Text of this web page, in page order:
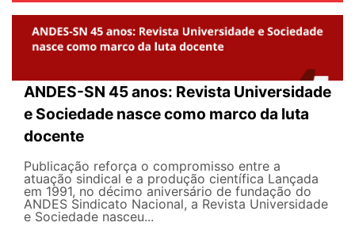
ANDES-SN 45 anos: Revista Universidade
e Sociedade nasce como marco da luta
docente
Publicação reforça o compromisso entre a
atuação sindical e a produção científica Lançada
em 1991, no décimo aniversário de fundação do
ANDES Sindicato Nacional, a Revista Universidade
e Sociedade nasceu...